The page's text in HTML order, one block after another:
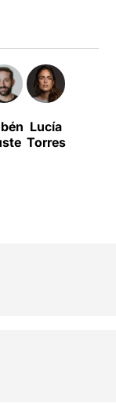
Lucía
Torres